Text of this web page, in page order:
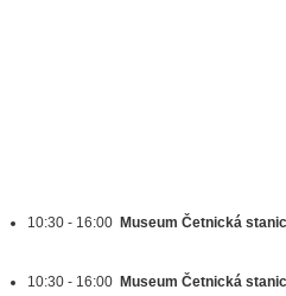
10:30 - 16:00 Museum Četnická
10:30 - 16:00 Museum Četnická